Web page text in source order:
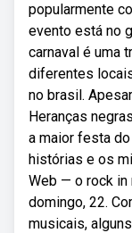
popularmente
evento está no
carnaval é uma
diferentes
no brasil.
Heranças
a maior festa
histórias e os
Web — o rock in
domingo, 22.
musicais,